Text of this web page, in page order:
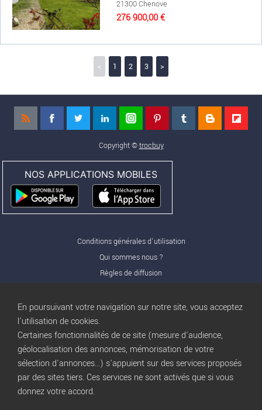
21300 Chenove
276 900,00 €
< 1 2 3 >
Copyright ©trocbuy
NOS APPLICATIONS MOBILES
Conditions générales d'utilisation
Qui sommes nous ?
Règles de diffusion
Nos offres Pro
Publicité
Conditions d’Utilisation
Privacy Policy
Blogtrocbuy
En poursuivant votre navigation sur notre site, vous acceptez
l'utilisation de cookies.
Certaines fonctionnalités de ce site (mesure d'audience,
géolocalisation des annonces, mémorisation de votre
sélection d'annonces...) s'appuient sur des services proposés
par des sites tiers. Ces services ne sont activés que si vous
donnez votre accord.